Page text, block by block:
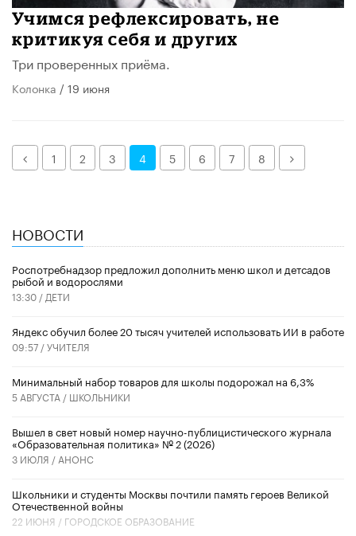
Учимся рефлексировать, не
критикуя себя и других
Три проверенных приёма.
Колонка / 19 июня
Назад1 2 3 4 5 6 7 8 Далее
НОВОСТИ
Роспотребнадзор предложил дополнить меню школ и детсадов
рыбой и водорослями
13:30 / ДЕТИ
​Яндекс обучил более 20 тысяч учителей использовать ИИ в работе
09:57 /УЧИТЕЛЯ
Минимальный набор товаров для школы подорожал на 6,3%
5 АВГУСТА / ШКОЛЬНИКИ
Вышел в свет новый номер научно-публицистического журнала
«Образовательная политика» № 2 (2026)
3 ИЮЛЯ / АНОНС
Школьники и студенты Москвы почтили память героев Великой
Отечественной войны
22 ИЮНЯ / ГОРОДСКОЕ ОБРАЗОВАНИЕ